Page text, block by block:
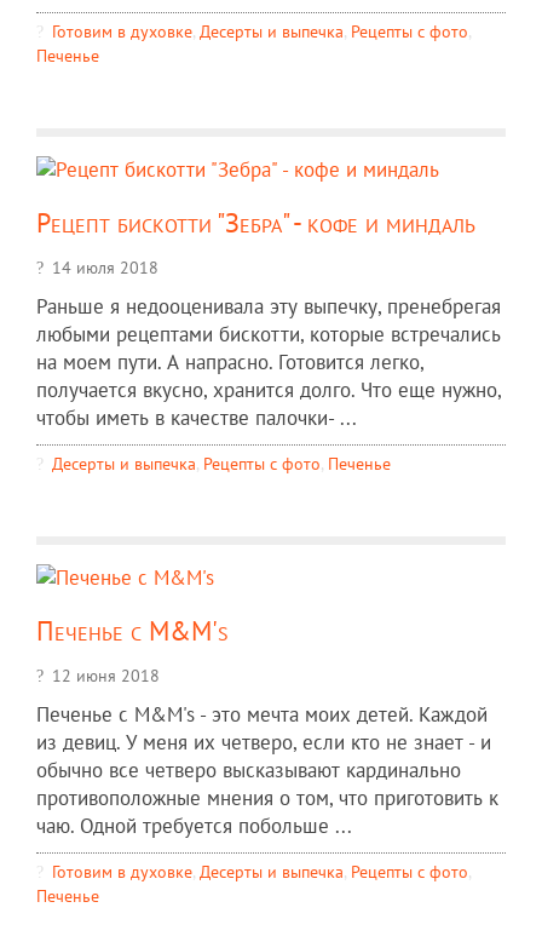
Готовим в духовке, Десерты и выпечка, Рецепты c фото,
Печенье
Рецепт бискотти "Зебра" - кофе и миндаль
14 июля 2018
Раньше я недооценивала эту выпечку, пренебрегая
любыми рецептами бискотти, которые встречались
на моем пути. А напрасно. Готовится легко,
получается вкусно, хранится долго. Что еще нужно,
чтобы иметь в качестве палочки- ...
Десерты и выпечка, Рецепты c фото, Печенье
Печенье с M&M's
12 июня 2018
Печенье с M&M's - это мечта моих детей. Каждой
из девиц. У меня их четверо, если кто не знает - и
обычно все четверо высказывают кардинально
противоположные мнения о том, что приготовить к
чаю. Одной требуется побольше ...
Готовим в духовке, Десерты и выпечка, Рецепты c фото,
Печенье